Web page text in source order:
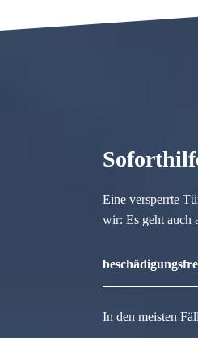
Eine versperrte
wir: Es geht auch
In den meisten